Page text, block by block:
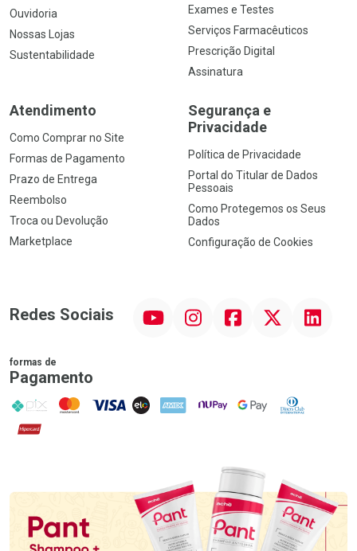
Ouvidoria
Nossas Lojas
Sustentabilidade
Exames e Testes
Serviços Farmacêuticos
Prescrição Digital
Assinatura
Atendimento
Como Comprar no Site
Formas de Pagamento
Prazo de Entrega
Reembolso
Troca ou Devolução
Marketplace
Segurança e
Privacidade
Política de Privacidade
Portal do Titular de Dados
Pessoais
Como Protegemos os Seus
Dados
Configuração de Cookies
Redes Sociais InstagramFacebook Linkedin
formas de
Pagamento
PIX MasterCard
VISA ELO AMEX NuPay Google PayDiners Club
Hipercard
Promoção em Destaque